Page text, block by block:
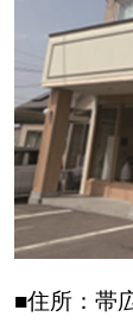
■住所：帯